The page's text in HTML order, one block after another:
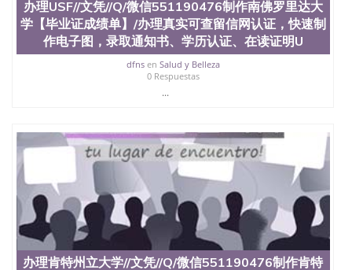
办理USF//文凭//Q/微信551190476制作南佛罗里达大
学【毕业证成绩单】/办理真实可查留信网认证，快速制
作电子图，录取通知书、学历认证、在读证明U
dfnsen Salud y Belleza
0 Respuestas
...
办理肯特州立大学//文凭//Q/微信551190476制作肯特